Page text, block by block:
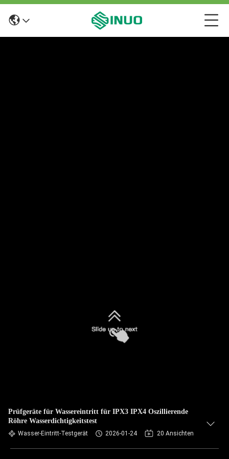
Prüfgeräte für Wassereintritt für IPX3 IPX4 Oszillierende
Röhre Wasserdichtigkeitstest
Wasser-Eintritt-Testgerät 2026-01-24 20 Ansichten